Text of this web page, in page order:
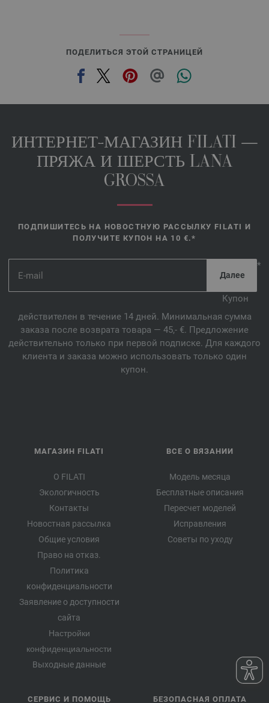
ПОДЕЛИТЬСЯ ЭТОЙ СТРАНИЦЕЙ
ИНТЕРНЕТ-МАГАЗИН FILATI —
ПРЯЖА И ШЕРСТЬ LANA
GROSSA
ПОДПИШИТЕСЬ НА НОВОСТНУЮ РАССЫЛКУ FILATI И
ПОЛУЧИТЕ КУПОН НА 10 €.*
*
Купон
действителен в течение 14 дней. Минимальная сумма
заказа после возврата товара — 45,- €. Предложение
действительно только при первой подписке. Для каждого
клиента и заказа можно использовать только один
купон.
МАГАЗИН FILATI
О FILATI
Экологичность
Контакты
Новостная рассылка
Общие условия
Право на отказ.
Политика
конфиденциальности
Заявление о доступности
сайта
Настройки
конфиденциальности
Выходные данные
ВСЕ О ВЯЗАНИИ
Модель месяца
Бесплатные описания
Пересчет моделей
Исправления
Советы по уходу
СЕРВИС И ПОМОЩЬ БЕЗОПАСНАЯ ОПЛАТА